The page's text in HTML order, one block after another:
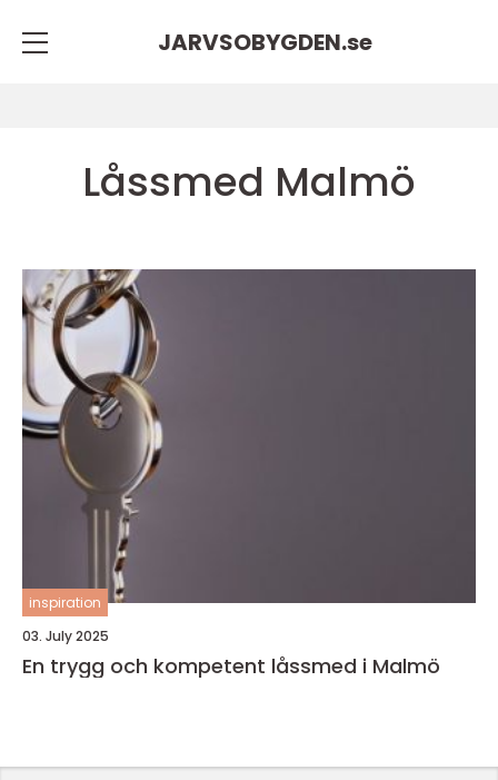
JARVSOBYGDEN.se
Låssmed Malmö
inspiration
03. July 2025
En trygg och kompetent låssmed i Malmö